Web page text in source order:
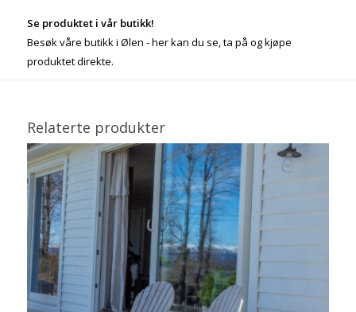
Se produktet i vår butikk!
Besøk våre butikk i Ølen - her kan du se, ta på og kjøpe
produktet direkte.
Relaterte produkter